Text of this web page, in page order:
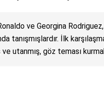
ve Georgina Rodriguez,
tanışmışlardır. İlk
utanmış, göz teması